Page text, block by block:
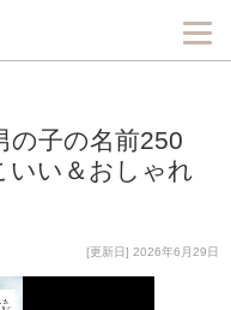
の子の名前250
いい＆おしゃれ
[更新日] 2026年6月29日